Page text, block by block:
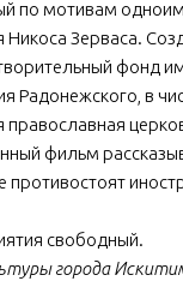
по мотивам
Никоса Зерваса.
фонд
Радонежского, в
фильм
противостоят
свободный.
города